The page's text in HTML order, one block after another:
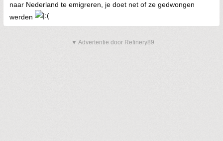
naar Nederland te emigreren, je doet net of ze gedwongen
werden
▼ Advertentie door Refinery89